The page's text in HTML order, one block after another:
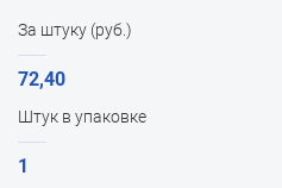
За штуку (руб.)
72,40
Штук в упаковке
1